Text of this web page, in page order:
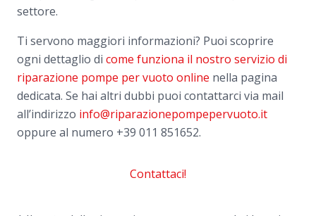
settore.
Ti servono maggiori informazioni? Puoi scoprire
ogni dettaglio di come funziona il nostro servizio di
riparazione pompe per vuoto online nella pagina
dedicata. Se hai altri dubbi puoi contattarci via mail
all’indirizzo info@riparazionepompepervuoto.it
oppure al numero +39 011 851652.
Contattaci!